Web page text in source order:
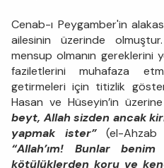
Cenab-ı Peygamber'in
ailesinin üzerinde
mensup olmanın gereklerini
faziletlerini muhafaza
getirmeleri için titizlik
Hasan ve Hüseyin’in üzerine
beyt, Allah sizden ancak
yapmak ister”(el-
“Allah’ım! Bunlar
kötülüklerden koru ve